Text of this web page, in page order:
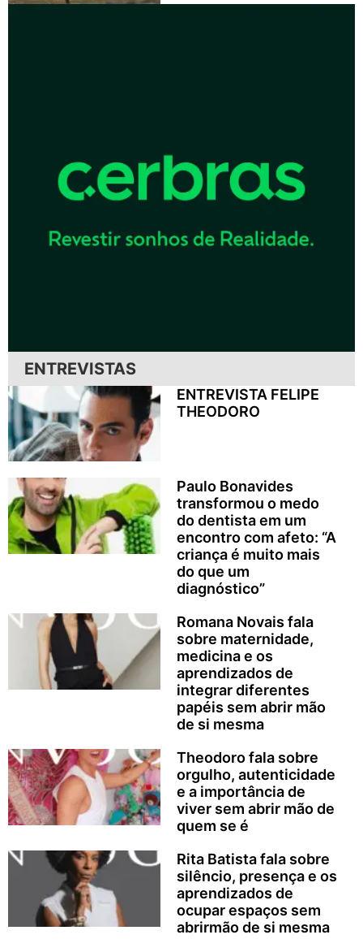
ENTREVISTAS
ENTREVISTA FELIPE
THEODORO
Paulo Bonavides
transformou o medo
do dentista em um
encontro com afeto: “A
criança é muito mais
do que um
diagnóstico”
Romana Novais fala
sobre maternidade,
medicina e os
aprendizados de
integrar diferentes
papéis sem abrir mão
de si mesma
Theodoro fala sobre
orgulho, autenticidade
e a importância de
viver sem abrir mão de
quem se é
Rita Batista fala sobre
silêncio, presença e os
aprendizados de
ocupar espaços sem
abrirmão de si mesma